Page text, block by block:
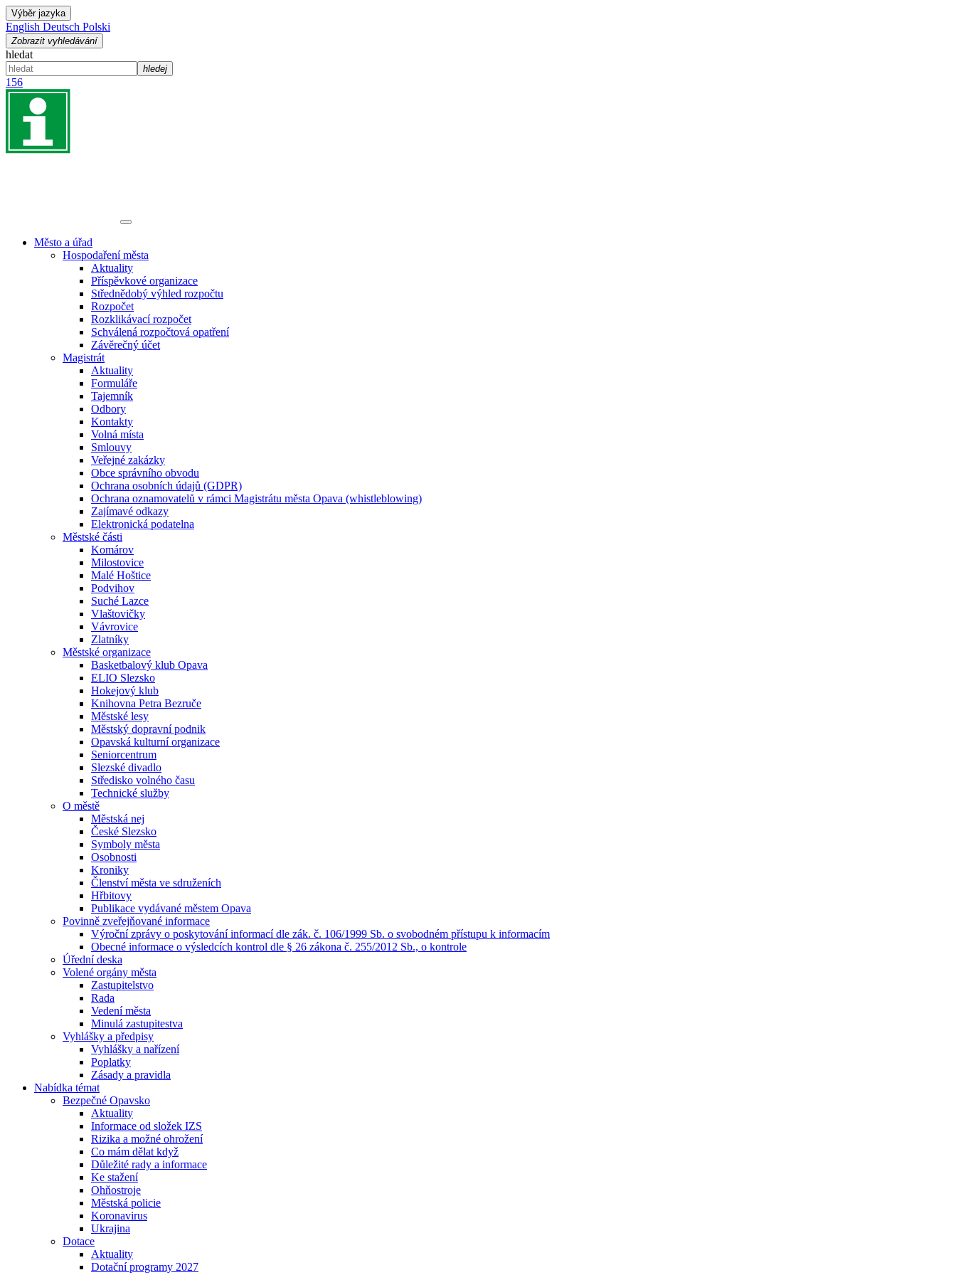
Výběr jazyka
English Deutsch Polski
Zobrazit vyhledávání
hledat
hledej
156
Město a úřad
Hospodaření města
Aktuality
Příspěvkové organizace
Střednědobý výhled rozpočtu
Rozpočet
Rozklikávací rozpočet
Schválená rozpočtová opatření
Závěrečný účet
Magistrát
Aktuality
Formuláře
Tajemník
Odbory
Kontakty
Volná místa
Smlouvy
Veřejné zakázky
Obce správního obvodu
Ochrana osobních údajů (GDPR)
Ochrana oznamovatelů v rámci Magistrátu města Opava (whistleblowing)
Zajímavé odkazy
Elektronická podatelna
Městské části
Komárov
Milostovice
Malé Hoštice
Podvihov
Suché Lazce
Vlaštovičky
Vávrovice
Zlatníky
Městské organizace
Basketbalový klub Opava
ELIO Slezsko
Hokejový klub
Knihovna Petra Bezruče
Městské lesy
Městský dopravní podnik
Opavská kulturní organizace
Seniorcentrum
Slezské divadlo
Středisko volného času
Technické služby
O městě
Městská nej
České Slezsko
Symboly města
Osobnosti
Kroniky
Členství města ve sdruženích
Hřbitovy
Publikace vydávané městem Opava
Povinně zveřejňované informace
Výroční zprávy o poskytování informací dle zák. č. 106/1999 Sb. o svobodném přístupu k informacím
Obecné informace o výsledcích kontrol dle § 26 zákona č. 255/2012 Sb., o kontrole
Úřední deska
Volené orgány města
Zastupitelstvo
Rada
Vedení města
Minulá zastupitestva
Vyhlášky a předpisy
Vyhlášky a nařízení
Poplatky
Zásady a pravidla
Nabídka témat
Bezpečné Opavsko
Aktuality
Informace od složek IZS
Rizika a možné ohrožení
Co mám dělat když
Důležité rady a informace
Ke stažení
Ohňostroje
Městská policie
Koronavirus
Ukrajina
Dotace
Aktuality
Dotační programy 2027